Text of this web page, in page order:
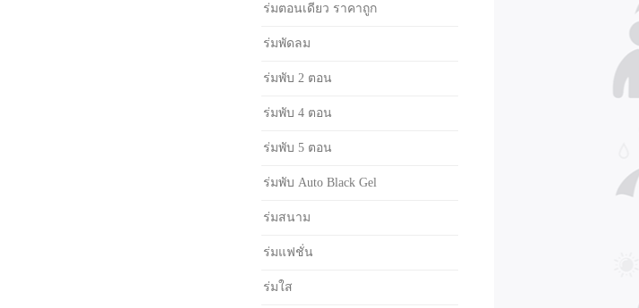
ร่มตอนเดียว ราคาถูก
ร่มพัดลม
ร่มพับ 2 ตอน
ร่มพับ 4 ตอน
ร่มพับ 5 ตอน
ร่มพับ Auto Black Gel
ร่มสนาม
ร่มแฟชั่น
ร่มใส